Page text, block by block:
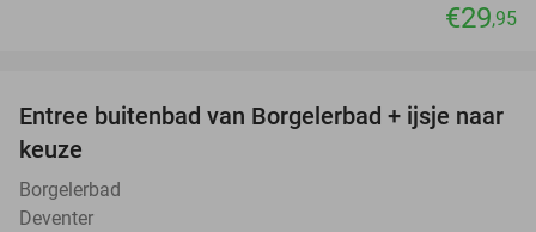
€29,95
21%
TODAY
Entree buitenbad van Borgelerbad + ijsje naar
keuze
Borgelerbad
Deventer